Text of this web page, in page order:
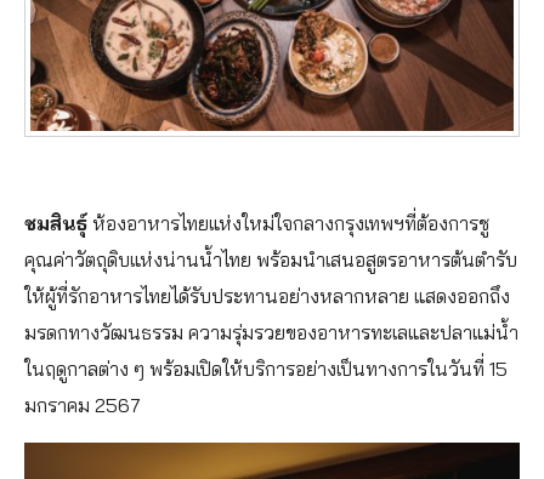
ชมสินธุ์ ห้องอาหารไทยแห่งใหม่ใจกลางกรุงเทพฯที่ต้องการชู
คุณค่าวัตถุดิบแห่งน่านน้ำไทย พร้อมนำเสนอสูตรอาหารต้นตำรับ
ให้ผู้ที่รักอาหารไทยได้รับประทานอย่างหลากหลาย แสดงออกถึง
มรดกทางวัฒนธรรม ความรุ่มรวยของอาหารทะเลและปลาแม่น้ำ
ในฤดูกาลต่าง ๆ พร้อมเปิดให้บริการอย่างเป็นทางการในวันที่ 15
มกราคม 2567